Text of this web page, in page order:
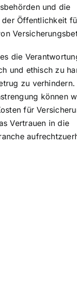
und die
der Öffentlichkeit
die
und ethisch zu
zu
können
für
Vertrauen in die